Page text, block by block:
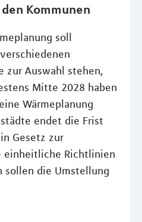
Kommunen
soll
zur Auswahl stehen,
Mitte 2028 haben
Wärmeplanung
endet die Frist
Gesetz zur
einheitliche Richtlinien
sollen die Umstellung